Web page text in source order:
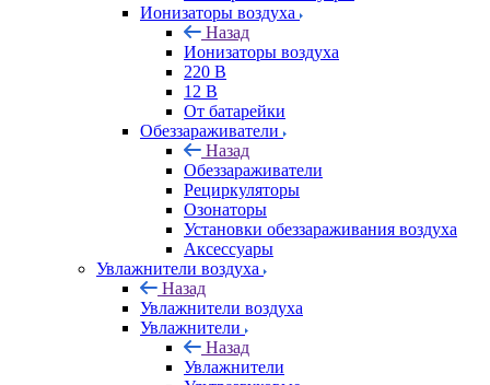
Ионизаторы воздуха
Назад
Ионизаторы воздуха
220 В
12 В
От батарейки
Обеззараживатели
Назад
Обеззараживатели
Рециркуляторы
Озонаторы
Установки обеззараживания воздуха
Аксессуары
Увлажнители воздуха
Назад
Увлажнители воздуха
Увлажнители
Назад
Увлажнители